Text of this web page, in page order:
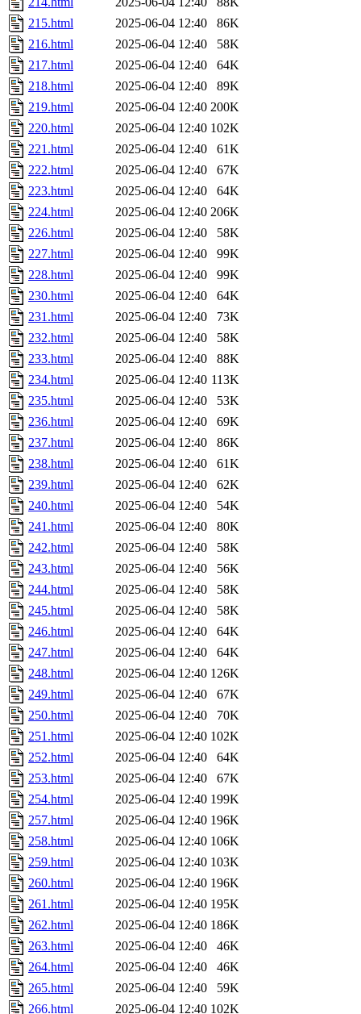
215.html
2025-06-04 12:40
86K
216.html
2025-06-04 12:40
58K
217.html
2025-06-04 12:40
64K
218.html
2025-06-04 12:40
89K
219.html
2025-06-04 12:40 200K
220.html
2025-06-04 12:40 102K
221.html
2025-06-04 12:40
61K
222.html
2025-06-04 12:40
67K
223.html
2025-06-04 12:40
64K
224.html
2025-06-04 12:40 206K
226.html
2025-06-04 12:40
58K
227.html
2025-06-04 12:40
99K
228.html
2025-06-04 12:40
99K
230.html
2025-06-04 12:40
64K
231.html
2025-06-04 12:40
73K
232.html
2025-06-04 12:40
58K
233.html
2025-06-04 12:40
88K
234.html
2025-06-04 12:40 113K
235.html
2025-06-04 12:40
53K
236.html
2025-06-04 12:40
69K
237.html
2025-06-04 12:40
86K
238.html
2025-06-04 12:40
61K
239.html
2025-06-04 12:40
62K
240.html
2025-06-04 12:40
54K
241.html
2025-06-04 12:40
80K
242.html
2025-06-04 12:40
58K
243.html
2025-06-04 12:40
56K
244.html
2025-06-04 12:40
58K
245.html
2025-06-04 12:40
58K
246.html
2025-06-04 12:40
64K
247.html
2025-06-04 12:40
64K
248.html
2025-06-04 12:40 126K
249.html
2025-06-04 12:40
67K
250.html
2025-06-04 12:40
70K
251.html
2025-06-04 12:40 102K
252.html
2025-06-04 12:40
64K
253.html
2025-06-04 12:40
67K
254.html
2025-06-04 12:40 199K
257.html
2025-06-04 12:40 196K
258.html
2025-06-04 12:40 106K
259.html
2025-06-04 12:40 103K
260.html
2025-06-04 12:40 196K
261.html
2025-06-04 12:40 195K
262.html
2025-06-04 12:40 186K
263.html
2025-06-04 12:40
46K
264.html
2025-06-04 12:40
46K
265.html
2025-06-04 12:40
59K
266.html
2025-06-04 12:40 102K